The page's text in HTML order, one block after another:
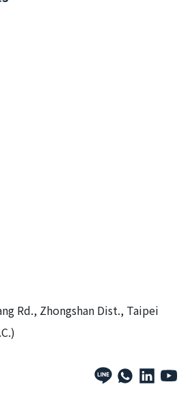
Rd., Zhongshan Dist., Taipei